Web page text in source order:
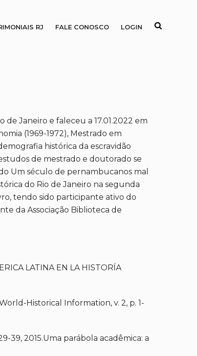
RJ FALE CONOSCO LOGIN
de Janeiro e faleceu a 17.01.2022 em
(1969-1972), Mestrado em
histórica da escravidão
de mestrado e doutorado se
Um século de pernambucanos mal
do Rio de Janeiro na segunda
tendo sido participante ativo do
da Associação Biblioteca de
LATINA EN LA HISTORÍA
Historical Information, v. 2, p. 1-
39, 2015.Uma parábola acadêmica: a